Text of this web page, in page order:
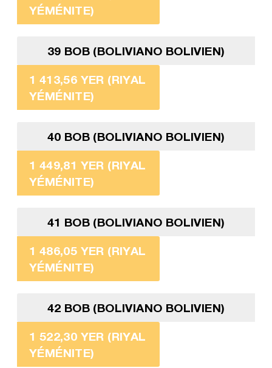
YÉMÉNITE)
39 BOB (BOLIVIANO BOLIVIEN)
1 413,56 YER (RIYAL
YÉMÉNITE)
40 BOB (BOLIVIANO BOLIVIEN)
1 449,81 YER (RIYAL
YÉMÉNITE)
41 BOB (BOLIVIANO BOLIVIEN)
1 486,05 YER (RIYAL
YÉMÉNITE)
42 BOB (BOLIVIANO BOLIVIEN)
1 522,30 YER (RIYAL
YÉMÉNITE)